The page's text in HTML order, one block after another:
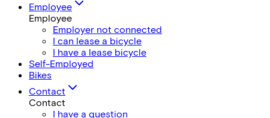
Employee
Employee
Employer not connected
I can lease a bicycle
I have a lease bicycle
Self-Employed
Bikes
Contact
Contact
I have a question